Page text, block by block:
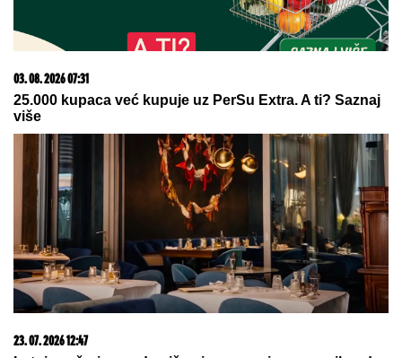
"Majo, Asmin je bio sa Gabi
bankarkom i biće opet, pazi se!"
Stiglo upozorenje koje će napraviti
OPROŠTAJ VELIKANA:Legendarni
Dejan Savić 2008. na OI oprostile se
od reprezentacije
by Aklamator